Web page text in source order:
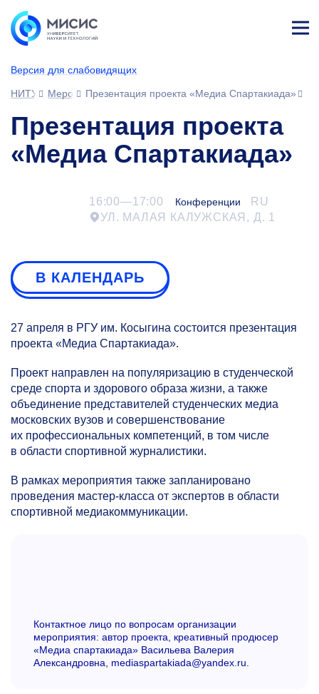
Версия для слабовидящих
ине
НИТУ МИСИСМероприятияПрезентация проекта «Медиа Спартакиада»
Презентация проекта
«Медиа Спартакиада»
16:00—17:00 Конференции
RU
УЛ. МАЛАЯ КАЛУЖСКАЯ, Д. 1
В КАЛЕНДАРЬ
27 апреля в РГУ им. Косыгина состоится презентация
проекта «Медиа Спартакиада».
Проект направлен на популяризацию в студенческой
среде спорта и здорового образа жизни, а также
объединение представителей студенческих медиа
московских вузов и совершенствование
их профессиональных компетенций, в том числе
в области спортивной журналистики.
В рамках мероприятия также запланировано
проведения мастер-класса от экспертов в области
спортивной медиакоммуникации.
Контактное лицо по вопросам организации
мероприятия: автор проекта, креативный продюсер
«Медиа спартакиада» Васильева Валерия
Александровна, mediaspartakiada@yandex.ru.